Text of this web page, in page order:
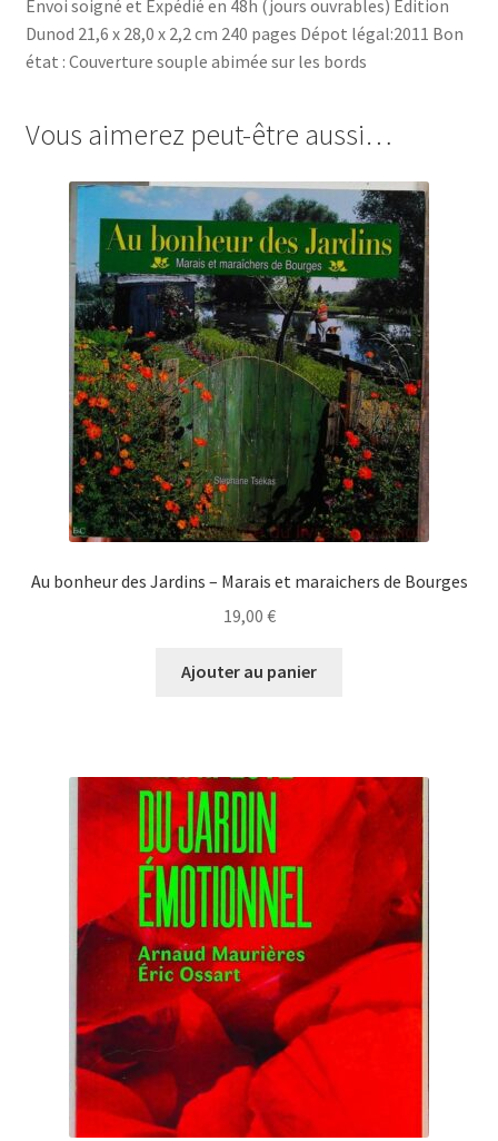
Envoi soigné et Expédié en 48h (jours ouvrables) Edition
Dunod 21,6 x 28,0 x 2,2 cm 240 pages Dépot légal:2011 Bon
état : Couverture souple abimée sur les bords
Vous aimerez peut-être aussi…
Au bonheur des Jardins – Marais et maraichers de Bourges
19,00 €
Ajouter au panier